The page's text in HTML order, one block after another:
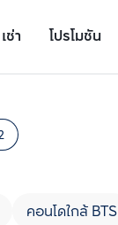
เช่า โปรโมชัน
คอนโดใกล้ BTS